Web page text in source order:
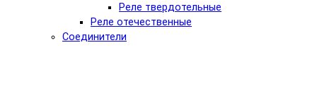
Реле твердотельные
Реле отечественные
Соединители